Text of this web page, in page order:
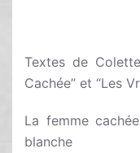
Textes de
Cachée” et “Les
La femme
blanche